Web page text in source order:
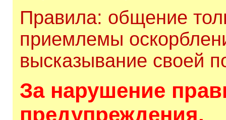
Правила: общение
приемлемы
высказывание своей
За нарушение
предупреждения.